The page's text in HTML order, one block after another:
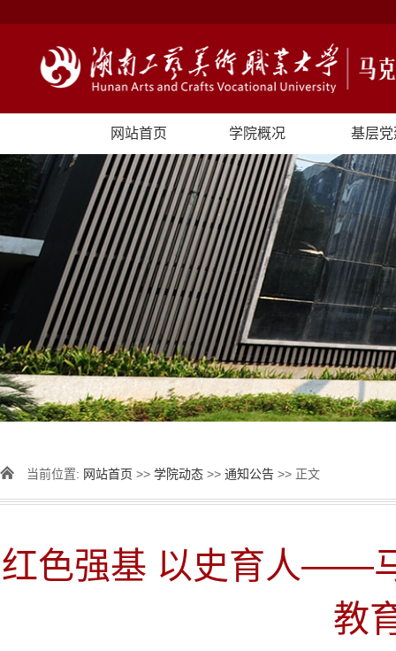
网站首页 学院概况 基层党
当前位置: 网站首页 >> 学院动态 >> 通知公告 >> 正文
红色强基 以史育人——
教